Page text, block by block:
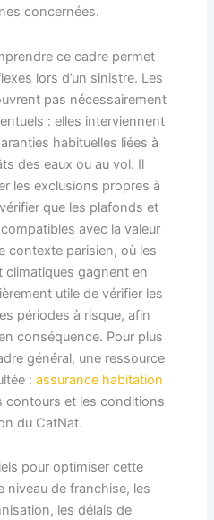
concernées.
ce cadre permet
lors d’un sinistre. Les
pas nécessairement
: elles interviennent
habituelles liées à
des eaux ou au vol. Il
les exclusions propres à
que les plafonds et
avec la valeur
contexte parisien, où les
climatiques gagnent en
utile de vérifier les
périodes à risque, afin
conséquence. Pour plus
général, une ressource
: assurance habitation
contours et les conditions
du CatNat.
pour optimiser cette
niveau de franchise, les
les délais de